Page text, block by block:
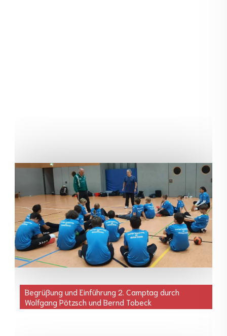
Begrüßung und Einführung 2. Camptag durch
Wolfgang Pötzsch und Bernd Tobeck